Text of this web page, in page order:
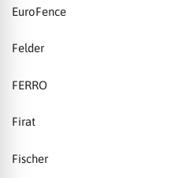
EuroFence
Felder
FERRO
Firat
Fischer